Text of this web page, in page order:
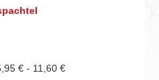
€ - 11,60 €